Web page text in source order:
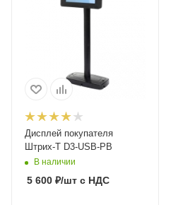
Дисплей покупателя
Штрих-T D3-USB-PB
В наличии
5 600 ₽/шт с НДС